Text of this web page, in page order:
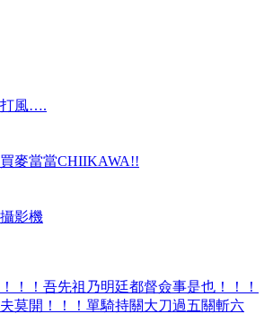
打風….
麥當當CHIIKAWA!!
影機
！！吾先祖乃明廷都督僉事是也！！！
莫開！！！單騎持關大刀過五關斬六